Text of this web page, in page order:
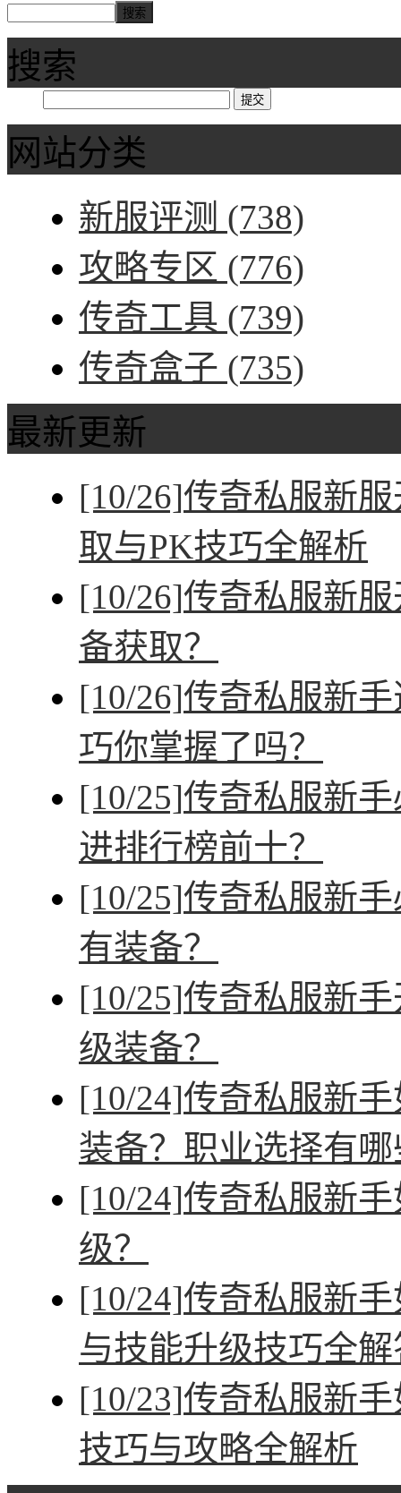
搜索
网站分类
新服评测 (738)
攻略专区 (776)
传奇工具 (739)
传奇盒子 (735)
最新更新
[10/26]传奇私服新
取与PK技巧全解析
[10/26]传奇私服新
备获取？
[10/26]传奇私服新
巧你掌握了吗？
[10/25]传奇私服新
进排行榜前十？
[10/25]传奇私服新
有装备？
[10/25]传奇私服新
级装备？
[10/24]传奇私服新
装备？职业选择有
[10/24]传奇私服新
级？
[10/24]传奇私服新
与技能升级技巧全解
[10/23]传奇私服新
技巧与攻略全解析